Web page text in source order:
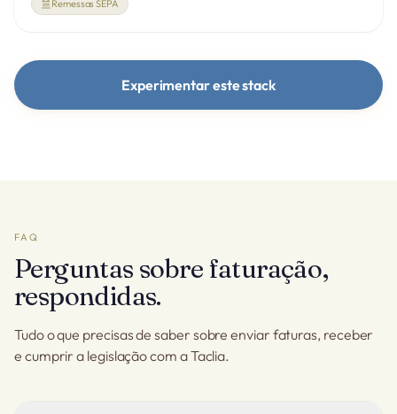
Remessas SEPA
Experimentar este stack
FAQ
Perguntas sobre faturação,
respondidas.
Tudo o que precisas de saber sobre enviar faturas, receber
e cumprir a legislação com a Taclia.